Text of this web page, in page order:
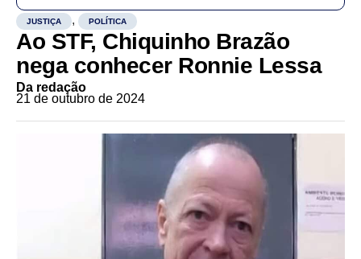
JUSTIÇA , POLÍTICA
Ao STF, Chiquinho Brazão
nega conhecer Ronnie Lessa
Da redação
21 de outubro de 2024